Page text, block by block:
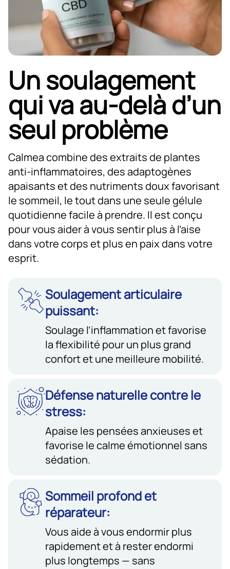
Un soulagement
qui va au-delà d’un
seul problème
Calmea combine des extraits de plantes
anti-inflammatoires, des adaptogènes
apaisants et des nutriments doux favorisant
le sommeil, le tout dans une seule gélule
quotidienne facile à prendre. Il est conçu
pour vous aider à vous sentir plus à l’aise
dans votre corps et plus en paix dans votre
esprit.
Soulagement articulaire
puissant:
Soulage l’inflammation et favorise
la flexibilité pour un plus grand
confort et une meilleure mobilité.
Défense naturelle contre le
stress:
Apaise les pensées anxieuses et
favorise le calme émotionnel sans
sédation.
Sommeil profond et
réparateur:
Vous aide à vous endormir plus
rapidement et à rester endormi
plus longtemps — sans